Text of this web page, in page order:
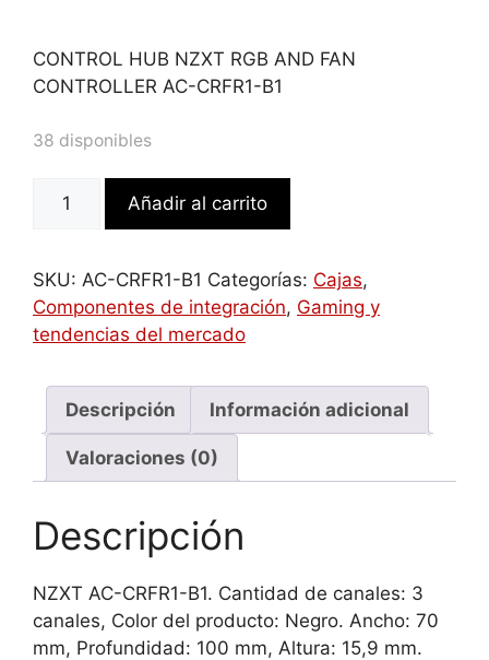
CONTROL HUB NZXT RGB AND FAN
CONTROLLER AC-CRFR1-B1
38 disponibles
NZXT
B1
controlador
de
de
ventilador
3
canales
cantidad
Añadir al carrito
SKU: AC-CRFR1-B1 Categorías: Cajas,
Componentes de integración, Gaming y
tendencias del mercado
Descripción Información adicional
Valoraciones (0)
Descripción
NZXT AC-CRFR1-B1. Cantidad de canales: 3
canales, Color del producto: Negro. Ancho: 70
mm, Profundidad: 100 mm, Altura: 15,9 mm.